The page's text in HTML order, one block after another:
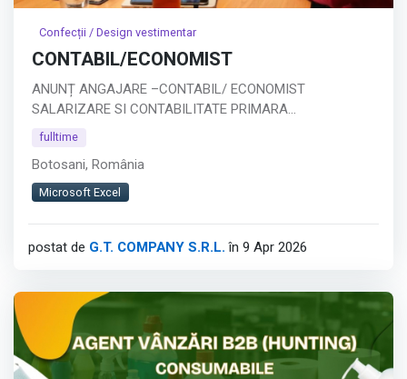
Confecții / Design vestimentar
CONTABIL/ECONOMIST
ANUNȚ ANGAJARE –CONTABIL/ ECONOMIST
SALARIZARE SI CONTABILITATE PRIMARA
Companie: SC GT COMPANY SRL BOTOSANI
Descrierea postului:
Căutăm un economist specializat în salarizare,
calcul salarial.
Responsabilități principale:
Întocmirea statelor de plată și a declarației D112
Calcularea și evidența tichetelor de masă
Afișează tot
fulltime
Botosani, România
Microsoft Excel
postat de G.T. COMPANY S.R.L. în 9 Apr 2026